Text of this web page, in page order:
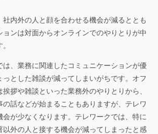
社内外の人と顔を合わせる機会が減るととも
ョンは対面からオンラインでのやりとりが中
は、業務に関連したコミュニケーションが優
っとした雑談が減ってしまいがちです。オフ
拶や雑談といった業務外のやりとりから、
話などが始まることもありますが、テレワ
会が少なくなります。テレワークでは、特に
以外の人と接する機会が減ってしまったと感